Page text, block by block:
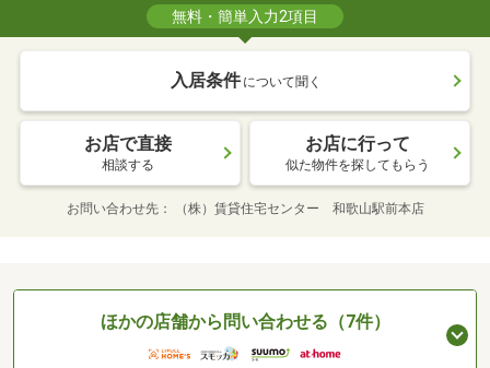
無料・簡単入力2項目
入居条件 について聞く
お店で直接
相談する
お店に行って
似た物件を探してもらう
お問い合わせ先 （株）賃貸住宅センター 和歌山駅前本店
ほかの店舗から問い合わせる（7件）